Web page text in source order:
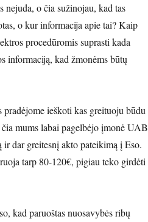
nejuda, o čia sužinojau, kad tas
o kur informacija apie tai? Kaip
procedūromis suprasti kada
informaciją, kad žmonėms būtų
ieškoti kas greituoju būdu
mums labai pagelbėjo įmonė UAB
dar greitesnį akto pateikimą į Eso.
tarp 80-120€, pigiau teko girdėti
kad paruoštas nuosavybės ribų